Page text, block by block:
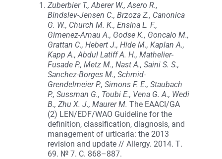
Zuberbier T., Aberer W., Asero R.,
Bindslev-Jensen C., Brzoza Z., Canonica
G. W., Church M. K., Ensina L. F.,
Gimenez-Arnau A., Godse K., Goncalo M.,
Grattan C., Hebert J., Hide M., Kaplan A.,
Kapp A., Abdul Latiff A. H., Mathelier-
Fusade P., Metz M., Nast A., Saini S. S.,
Sanchez-Borges M., Schmid-
Grendelmeier P., Simons F. E., Staubach
P., Sussman G., Toubi E., Vena G. A., Wedi
B., Zhu X. J., Maurer M. The EAACI/GA
(2) LEN/EDF/WAO Guideline for the
definition, classification, diagnosis, and
management of urticaria: the 2013
revision and update // Allergy. 2014. Т.
69. № 7. С. 868–887.